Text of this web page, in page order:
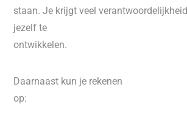
staan. Je krijgt veel
jezelf te
ontwikkelen.
Daarnaast kun je rekenen
op: